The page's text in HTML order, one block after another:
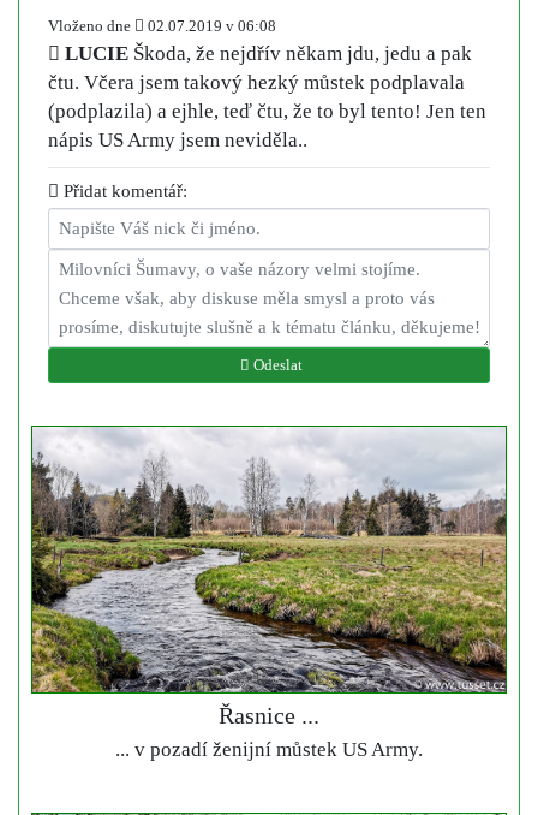
Vloženo dne 02.07.2019 v 06:08
LUCIE Škoda, že nejdřív někam jdu, jedu a pak
čtu. Včera jsem takový hezký můstek podplavala
(podplazila) a ejhle, teď čtu, že to byl tento! Jen ten
nápis US Army jsem neviděla..
Přidat komentář:
Odeslat
Řasnice ...
... v pozadí ženijní můstek US Army.